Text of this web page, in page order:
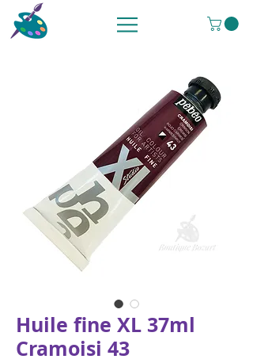
Huile fine XL 37ml
Cramoisi 43